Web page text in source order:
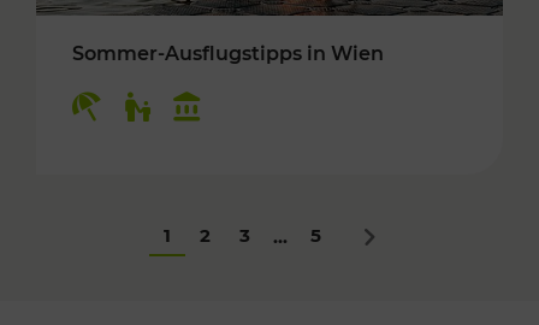
Sommer-Ausflugstipps in Wien
1 2 3 ... 5 Nächstes